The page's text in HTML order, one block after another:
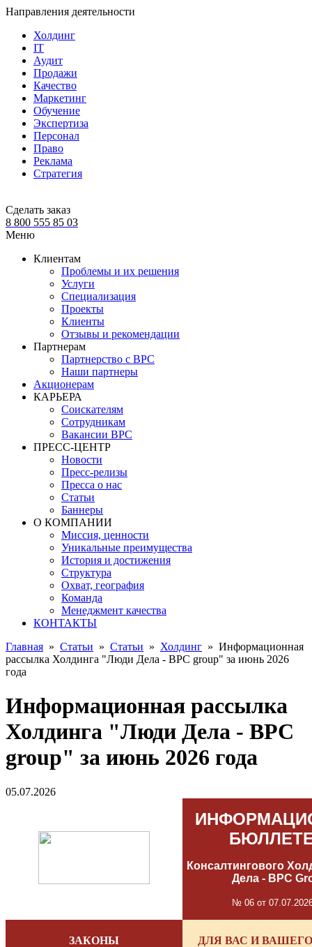
Направления деятельности
Холдинг
IT
Аудит
Продажи
Качество
Маркетинг
Обучение
Экспертиза
Персонал
Право
Реклама
Стратегия
Сделать заказ
8 800 555 85 03
Меню
Клиентам
Проблемы и их решения
Услуги
Специализация
Проекты
Клиенты
Отзывы и рекомендации
Партнерам
Партнерство с BPC
Наши партнеры
Акционерам
КАРЬЕРА
Соискателям
Сотрудникам
Вакансии BPC
ПРЕСС-ЦЕНТР
Новости
Пресс-релизы
Пресса о нас
Статьи
Баннеры
О КОМПАНИИ
Миссия, ценности
Уникальные преимущества
История и достижения
Структура
Охват, география
Команда
Менеджмент качества
КОНТАКТЫ
Главная » Статьи » Статьи » Холдинг » Информационная
рассылка Холдинга "Люди Дела - BPC group" за июнь 2026
года
Информационная рассылка
Холдинга "Люди Дела - BPC
group" за июнь 2026 года
05.07.2026
Консалтингового
Дела - BPC
№ 06 от
ЗАКОНЫ ДЛЯ ВАС И